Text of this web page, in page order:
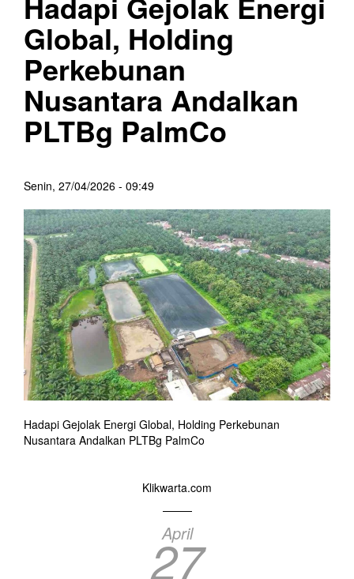
Global, Holding
Perkebunan
Nusantara Andalkan
PLTBg PalmCo
Senin, 27/04/2026 - 09:49
Hadapi Gejolak Energi Global, Holding Perkebunan
Nusantara Andalkan PLTBg PalmCo
Klikwarta.com
April
27